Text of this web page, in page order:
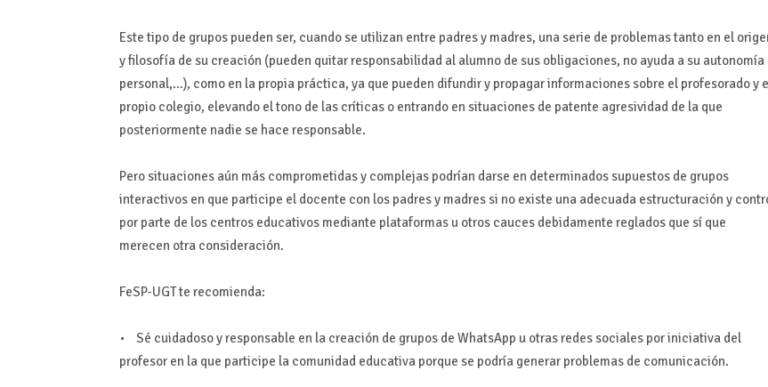
Este tipo de grupos pueden ser, cuando se utilizan entre padres y madres, una serie de problemas tanto en el
y filosofía de su creación (pueden quitar responsabilidad al alumno de sus obligaciones, no ayuda a su autonomía
personal,…), como en la propia práctica, ya que pueden difundir y propagar informaciones sobre el profesorado y
propio colegio, elevando el tono de las críticas o entrando en situaciones de patente agresividad de la que
posteriormente nadie se hace responsable.
Pero situaciones aún más comprometidas y complejas podrían darse en determinados supuestos de grupos
interactivos en que participe el docente con los padres y madres si no existe una adecuada estructuración y
por parte de los centros educativos mediante plataformas u otros cauces debidamente reglados que sí que
merecen otra consideración.
FeSP-UGT te recomienda:
• Sé cuidadoso y responsable en la creación de grupos de WhatsApp u otras redes sociales por iniciativa del
profesor en la que participe la comunidad educativa porque se podría generar problemas de comunicación.